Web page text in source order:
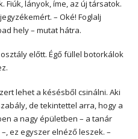
Fiúk, lányok, íme, az új társatok.
– Oké! Foglalj
hely – mutat hátra.
előtt. Égő füllel botorkálok
lehet a késésből csinálni. Aki
de tekintettel arra, hogy a
a nagy épületben – a tanár
ez egyszer elnéző leszek. –